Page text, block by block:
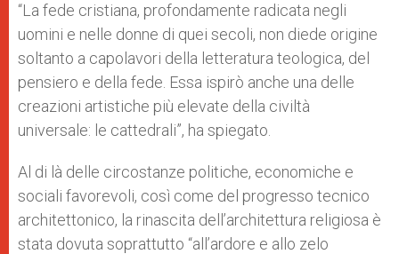
“La fede cristiana, profondamente radicata negli
uomini e nelle donne di quei secoli, non diede origine
soltanto a capolavori della letteratura teologica, del
pensiero e della fede. Essa ispirò anche una delle
creazioni artistiche più elevate della civiltà
universale: le cattedrali”, ha spiegato.
Al di là delle circostanze politiche, economiche e
sociali favorevoli, così come del progresso tecnico
architettonico, la rinascita dell’architettura religiosa è
stata dovuta soprattutto “all’ardore e allo zelo